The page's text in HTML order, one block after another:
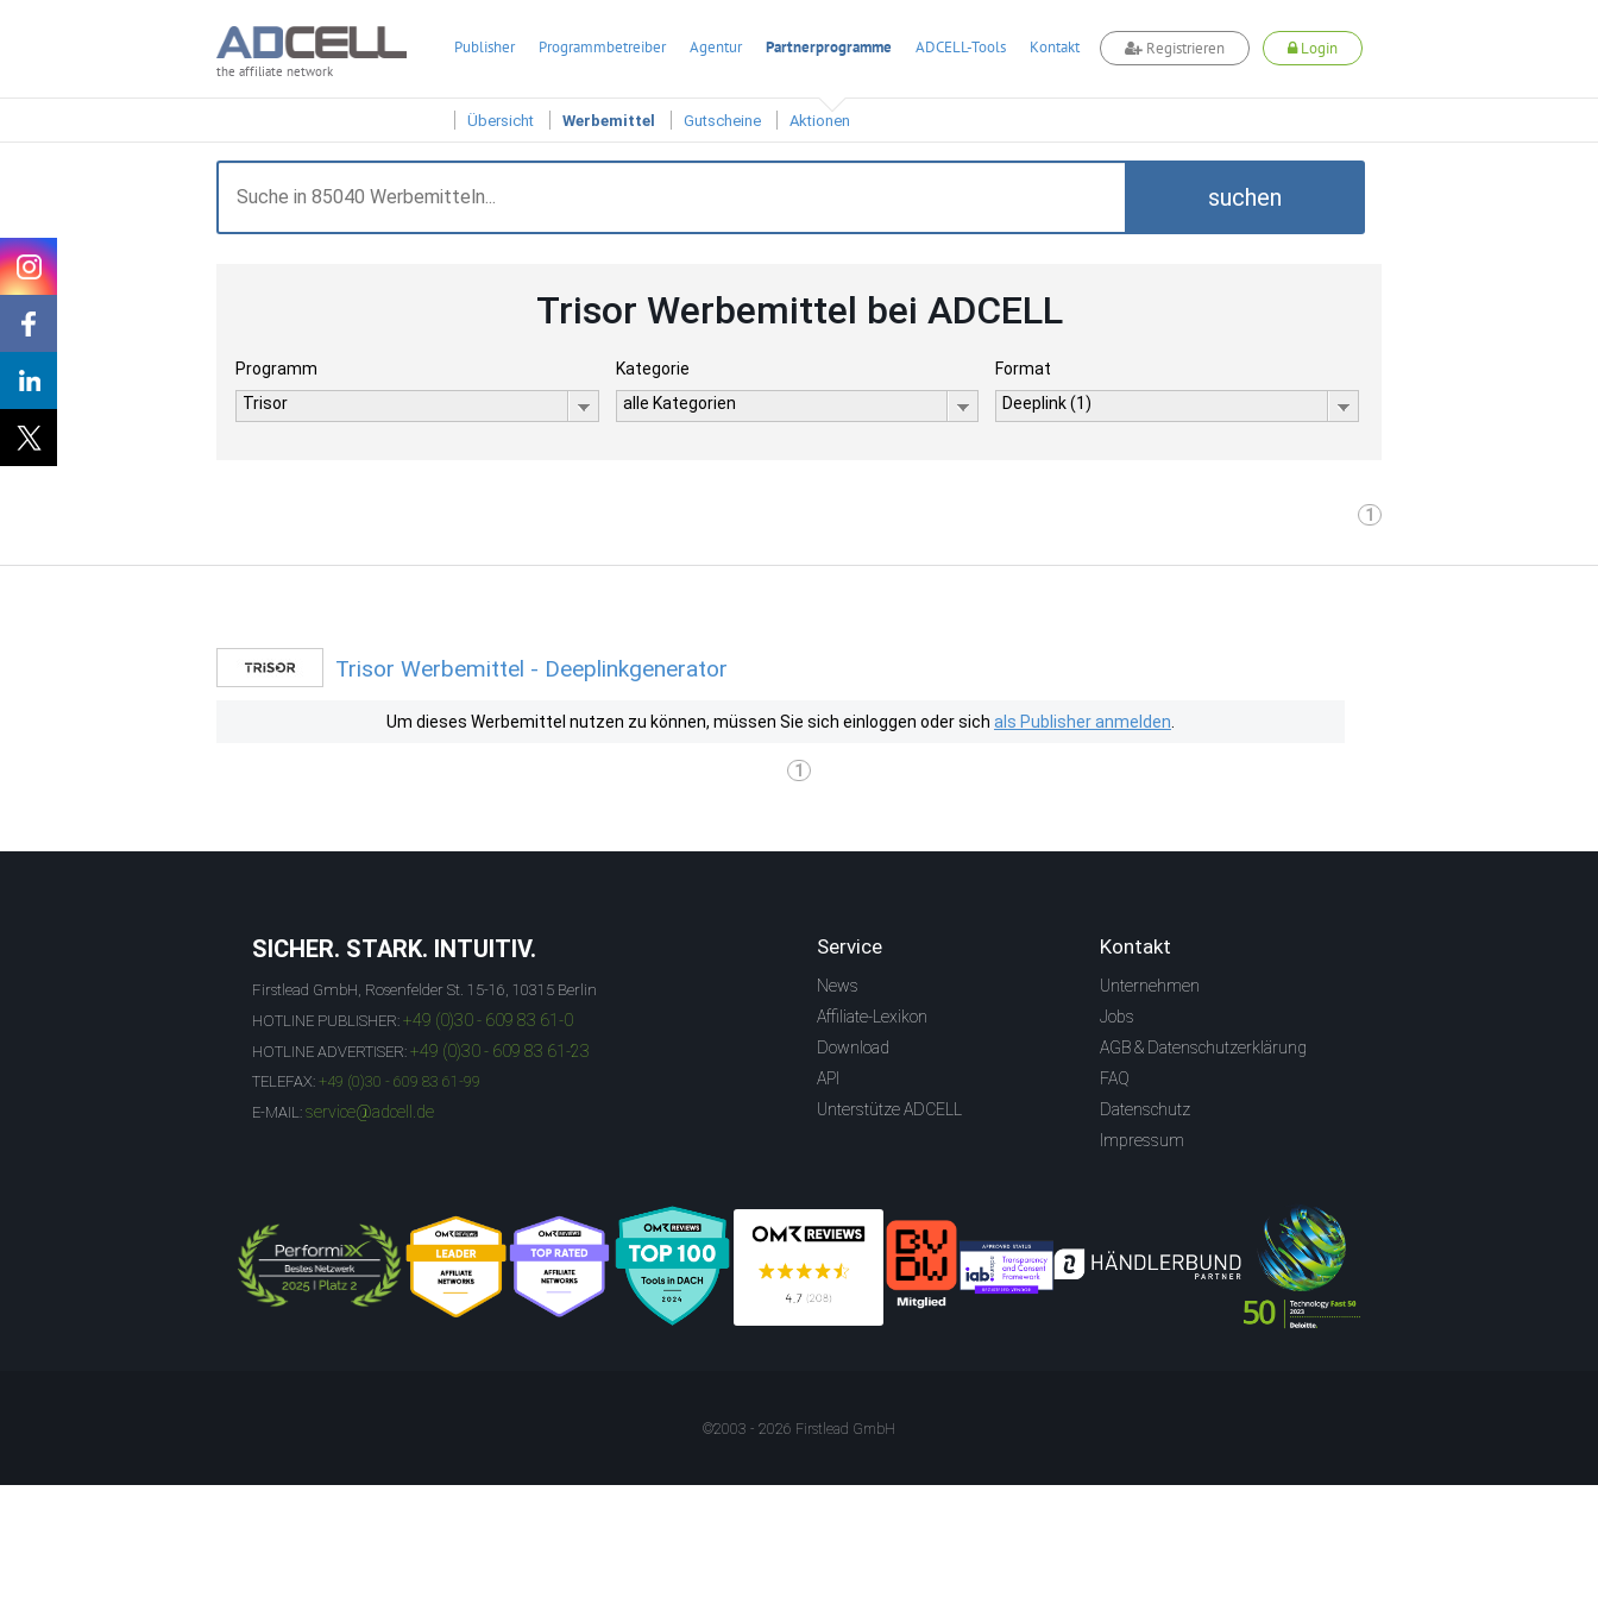
the affiliate network
Publisher Programmbetreiber Agentur Partnerprogramme ADCELL-Tools Kontakt Registrieren Login
Übersicht Werbemittel Gutscheine Aktionen
suchen
Trisor Werbemittel bei ADCELL
Programm
Trisor
Kategorie
alle Kategorien
Format
Deeplink (1)
1
Trisor Werbemittel - Deeplinkgenerator
Um dieses Werbemittel nutzen zu können, müssen Sie sich einloggen oder sich als Publisher anmelden
1
SICHER. STARK. INTUITIV.
Firstlead GmbH, Rosenfelder St. 15-16, 10315 Berlin
HOTLINE PUBLISHER: +49 (0)30 - 609 83 61-0
HOTLINE ADVERTISER: +49 (0)30 - 609 83 61-23
TELEFAX: +49 (0)30 - 609 83 61-99
E-MAIL: service@adcell.de
Service
News
Affiliate-Lexikon
Download
API
Unterstütze ADCELL
Kontakt
Unternehmen
Jobs
AGB & Datenschutzerklärung
FAQ
Datenschutz
Impressum
©2003 - 2026 Firstlead GmbH